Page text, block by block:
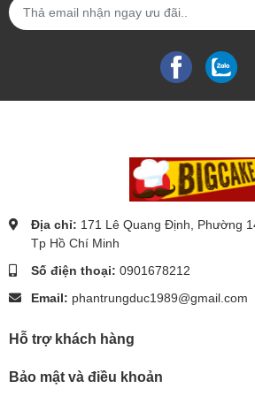
Địa chỉ: 171 Lê Quang Định, Phường
Tp Hồ Chí Minh
Số điện thoại: 0901678212
Email: phantrungduc1989@gmail.com
Hỗ trợ khách hàng
Bảo mật và điều khoản